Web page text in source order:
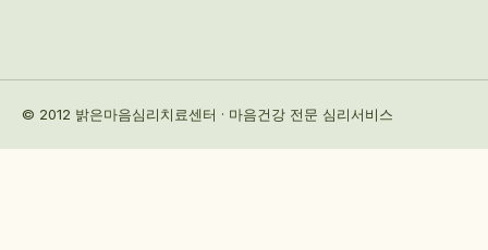
© 2012 밝은마음심리치료센터 · 마음건강 전문 심리서비스